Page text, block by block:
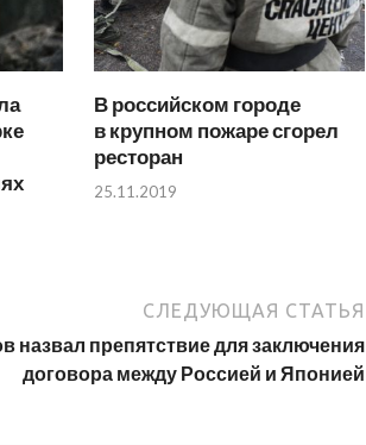
В российском городе
в крупном пожаре сгорел
ресторан
25.11.2019
СЛЕДУЮЩАЯ СТАТЬЯ
назвал препятствие для заключения
договора между Россией и Японией